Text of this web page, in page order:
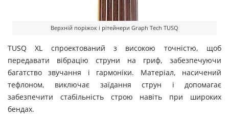
Верхній поріжок і рітейнери Graph Tech TUSQ
TUSQ XL спроектований з високою точністю, щоб
передавати вібрацію струни на гриф, забезпечуючи
багатство звучання і гармоніки. Матеріал, насичений
тефлоном, виключає заїдання струн і допомагає
забезпечити стабільність строю навіть при широких
бендах.